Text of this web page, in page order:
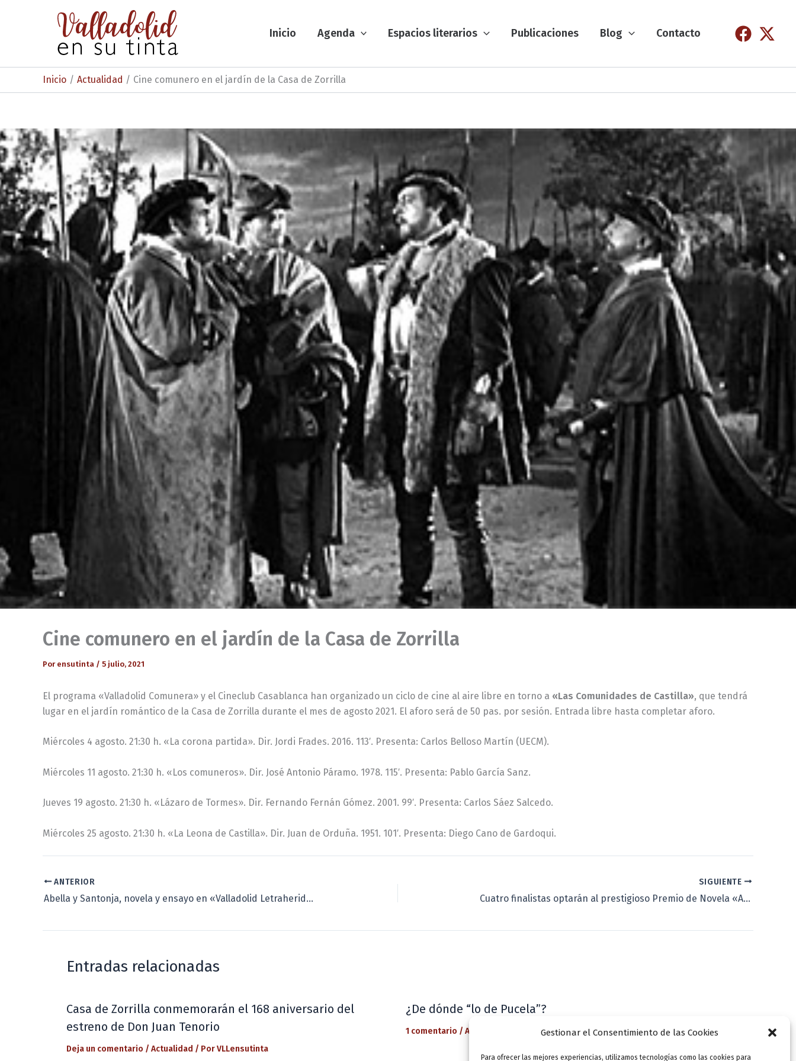
Gestionar el Consentimiento de las Cookies
Para ofrecer las mejores experiencias, utilizamos tecnologías como las cookies para
Inicio Agenda Espacios literarios Publicaciones Blog Contacto
Inicio Actualidad Cine comunero en el jardín de la Casa de Zorrilla
Cine comunero en el jardín de la Casa de Zorrilla
Por ensutinta / 5 julio, 2021
El programa «Valladolid Comunera» y el Cineclub Casablanca han organizado un ciclo de cine al aire libre en torno a «Las Comunidades de Castilla», que tendrá
lugar en el jardín romántico de la Casa de Zorrilla durante el mes de agosto 2021. El aforo será de 50 pas. por sesión. Entrada libre hasta completar aforo.
Miércoles 4 agosto. 21:30 h. «La corona partida». Dir. Jordi Frades. 2016. 113′. Presenta: Carlos Belloso Martín (UECM).
Miércoles 11 agosto. 21:30 h. «Los comuneros». Dir. José Antonio Páramo. 1978. 115′. Presenta: Pablo García Sanz.
Jueves 19 agosto. 21:30 h. «Lázaro de Tormes». Dir. Fernando Fernán Gómez. 2001. 99′. Presenta: Carlos Sáez Salcedo.
Miércoles 25 agosto. 21:30 h. «La Leona de Castilla». Dir. Juan de Orduña. 1951. 101′. Presenta: Diego Cano de Gardoqui.
ANTERIOR
Abella y Santonja, novela y ensayo en «Valladolid Letraherido»
SIGUIENTE
Cuatro finalistas optarán al prestigioso Premio de Novela «Ateneo-Ciudad de Valladolid»
Entradas relacionadas
Casa de Zorrilla conmemorarán el 168 aniversario del
estreno de Don Juan Tenorio
Deja un comentario / Actualidad / PorVLLensutinta
¿De dónde “lo de Pucela”?
1 comentario / Actualidad VLLensutinta